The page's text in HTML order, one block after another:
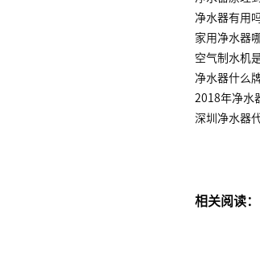
净水器有用
家用净水器
空气制水机
净水器什么
2018年净水
深圳净水器
相关阅读：